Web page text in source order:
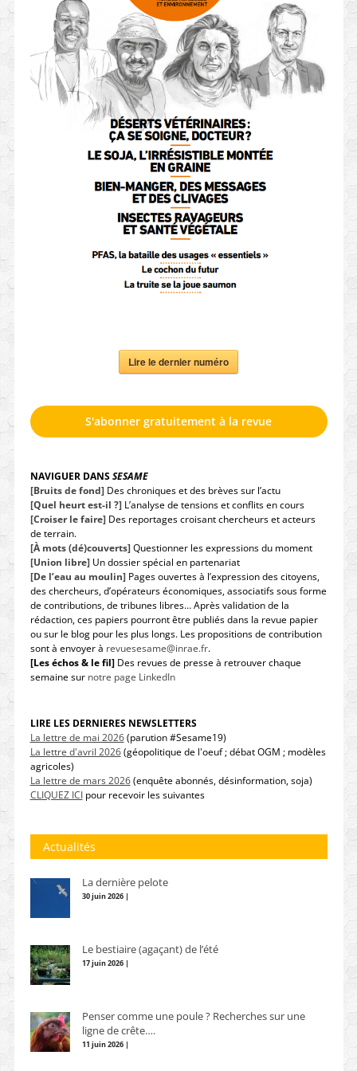
Lire le dernier numéro
S'abonner gratuitement à la revue
NAVIGUER DANSSESAME
[Bruits de fond]Des chroniques et des brèves sur l’actu
[Quel heurt est-il ?]L’analyse de tensions et conflits en cours
[Croiser le faire]Des reportages croisant chercheurs et acteurs
de terrain.
[À mots (dé)couverts]Questionner les expressions du moment
[Union libre]Un dossier spécial en partenariat
[De l’eau au moulin]Pages ouvertes à l’expression des citoyens,
des chercheurs, d’opérateurs économiques, associatifs sous forme
de contributions, de tribunes libres… Après validation de la
rédaction, ces papiers pourront être publiés dans la revue papier
ou sur le blog pour les plus longs. Les propositions de contribution
sont à envoyer à revuesesame@inrae.fr.
[Les échos & le fil]Des revues de presse à retrouver chaque
semaine sur notre page LinkedIn
LIRE LES DERNIERES NEWSLETTERS
La lettre de mai 2026(parution #Sesame19)
La lettre d'avril 2026(géopolitique de l'oeuf ; débat OGM ; modèles
agricoles)
La lettre de mars 2026(enquête abonnés, désinformation, soja)
CLIQUEZ ICIpour recevoir les suivantes
Actualités
La dernière pelote
30 juin 2026 |
Le bestiaire (agaçant) de l’été
17 juin 2026 |
Penser comme une poule ? Recherches sur une
ligne de crête….
11 juin 2026 |